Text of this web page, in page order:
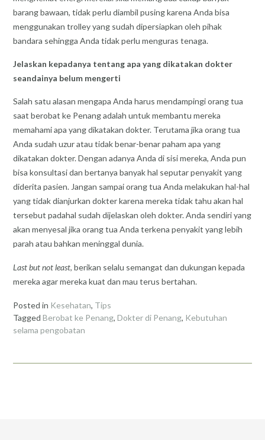
barang bawaan, tidak perlu diambil pusing karena Anda bisa
menggunakan trolley yang sudah dipersiapkan oleh pihak
bandara sehingga Anda tidak perlu menguras tenaga.
Jelaskan kepadanya tentang apa yang dikatakan dokter
seandainya belum mengerti
Salah satu alasan mengapa Anda harus mendampingi orang tua
saat berobat ke Penang adalah untuk membantu mereka
memahami apa yang dikatakan dokter. Terutama jika orang tua
Anda sudah uzur atau tidak benar-benar paham apa yang
dikatakan dokter. Dengan adanya Anda di sisi mereka, Anda pun
bisa konsultasi dan bertanya banyak hal seputar penyakit yang
diderita pasien. Jangan sampai orang tua Anda melakukan hal-hal
yang tidak dianjurkan dokter karena mereka tidak tahu akan hal
tersebut padahal sudah dijelaskan oleh dokter. Anda sendiri yang
akan menyesal jika orang tua Anda terkena penyakit yang lebih
parah atau bahkan meninggal dunia.
Last but not least, berikan selalu semangat dan dukungan kepada
mereka agar mereka kuat dan mau terus bertahan.
Posted in Kesehatan, Tips
Tagged Berobat ke Penang, Dokter di Penang, Kebutuhan
selama pengobatan